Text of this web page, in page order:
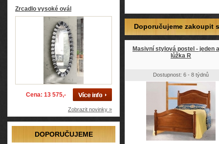
Zrcadlo vysoké ovál
Cena: 13 575,-
Zobrazit novinky »
DOPORUČUJEME
Doporučujeme zakoupit
Masivní stylová postel - jeden
lůžka R
Dostupnost: 6 - 8 týdnů